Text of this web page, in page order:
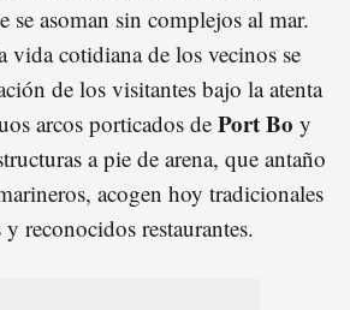
se asoman sin complejos al mar.
vida cotidiana de los vecinos se
de los visitantes bajo la atenta
arcos porticados de Port Bo y
a pie de arena, que antaño
acogen hoy tradicionales
y reconocidos restaurantes.